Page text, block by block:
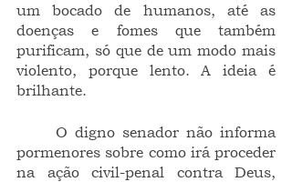
um bocado de humanos, até as
doenças e fomes que também
purificam, só que de um modo mais
violento, porque lento. A ideia é
brilhante.
pormenores sobre como irá proceder
na ação civil-penal contra Deus,